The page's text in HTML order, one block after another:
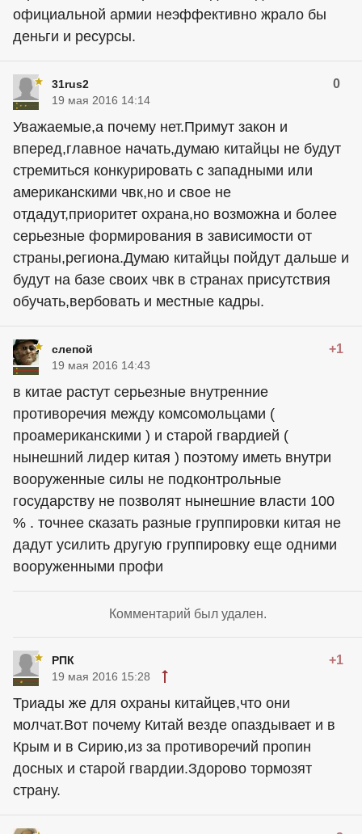
официальной армии неэффективно жрало бы
деньги и ресурсы.
31rus2 0
19 мая 2016 14:14
Уважаемые,а почему нет.Примут закон и
вперед,главное начать,думаю китайцы не будут
стремиться конкурировать с западными или
американскими чвк,но и свое не
отдадут,приоритет охрана,но возможна и более
серьезные формирования в зависимости от
страны,региона.Думаю китайцы пойдут дальше и
будут на базе своих чвк в странах присутствия
обучать,вербовать и местные кадры.
слепой +1
19 мая 2016 14:43
в китае растут серьезные внутренние
противоречия между комсомольцами (
проамериканскими ) и старой гвардией (
нынешний лидер китая ) поэтому иметь внутри
вооруженные силы не подконтрольные
государству не позволят нынешние власти 100
% . точнее сказать разные группировки китая не
дадут усилить другую группировку еще одними
вооруженными профи
Комментарий был удален.
РПК +1
19 мая 2016 15:28
Триады же для охраны китайцев,что они
молчат.Вот почему Китай везде опаздывает и в
Крым и в Сирию,из за противоречий пропин
досных и старой гвардии.Здорово тормозят
страну.